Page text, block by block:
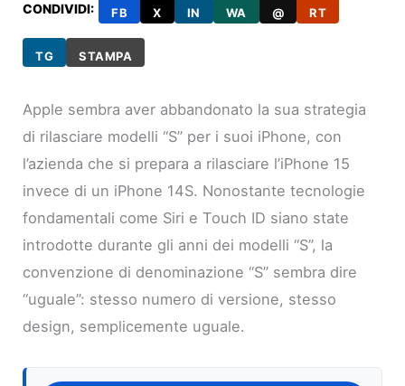
CONDIVIDI: FB X IN WA @ RT
TG STAMPA
Apple sembra aver abbandonato la sua strategia
di rilasciare modelli “S” per i suoi iPhone, con
l’azienda che si prepara a rilasciare l’iPhone 15
invece di un iPhone 14S. Nonostante tecnologie
fondamentali come Siri e Touch ID siano state
introdotte durante gli anni dei modelli “S”, la
convenzione di denominazione “S” sembra dire
“uguale”: stesso numero di versione, stesso
design, semplicemente uguale.